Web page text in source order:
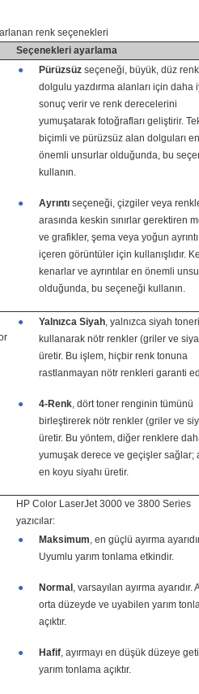
renk seçenekleri
Seçenekleri ayarlama
● Pürüzsüz seçeneği, büyük, düz
dolgulu yazdırma alanları için daha
sonuç verir ve renk derecelerini
yumuşatarak fotoğrafları geliştirir.
biçimli ve pürüzsüz alan dolguları
önemli unsurlar olduğunda, bu
kullanın.
● Ayrıntı seçeneği, çizgiler veya
arasında keskin sınırlar gerektiren
ve grafikler, şema veya yoğun ayrıntı
içeren görüntüler için kullanışlıdır.
kenarlar ve ayrıntılar en önemli
olduğunda, bu seçeneği kullanın.
● Yalnızca Siyah, yalnızca siyah
kullanarak nötr renkler (griler ve
üretir. Bu işlem, hiçbir renk tonuna
rastlanmayan nötr renkleri garanti
● 4-Renk, dört toner renginin tümünü
birleştirerek nötr renkler (griler ve
üretir. Bu yöntem, diğer renklere
yumuşak derece ve geçişler sağlar;
en koyu siyahı üretir.
HP Color LaserJet 3000 ve 3800 Series
yazıcılar:
●
Maksimum, en güçlü ayırma
Uyumlu yarım tonlama etkindir.
● Normal , varsayılan ayırma ayarıdır.
orta düzeyde ve uyabilen yarım
açıktır.
● Hafif, ayırmayı en düşük düzeye
yarım tonlama açıktır.